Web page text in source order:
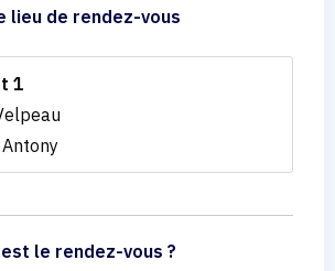
lieu de rendez-vous
1
le rendez-vous ?